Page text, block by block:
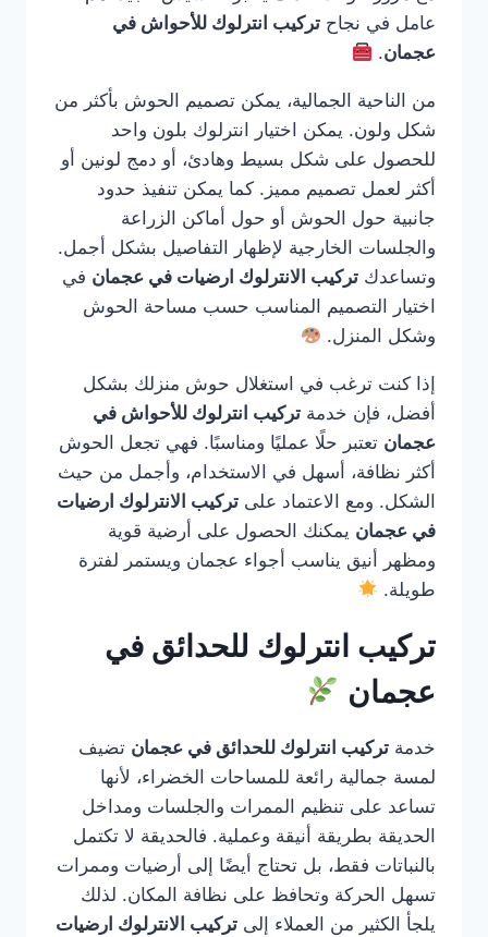
عامل في نجاح تركيب انترلوك للأحواش في
عجمان.
من الناحية الجمالية، يمكن تصميم الحوش بأكثر من
شكل ولون. يمكن اختيار انترلوك بلون واحد
للحصول على شكل بسيط وهادئ، أو دمج لونين أو
أكثر لعمل تصميم مميز. كما يمكن تنفيذ حدود
جانبية حول الحوش أو حول أماكن الزراعة
والجلسات الخارجية لإظهار التفاصيل بشكل أجمل.
وتساعدك تركيب الانترلوك ارضيات في عجمان في
اختيار التصميم المناسب حسب مساحة الحوش
وشكل المنزل.
إذا كنت ترغب في استغلال حوش منزلك بشكل
أفضل، فإن خدمة تركيب انترلوك للأحواش في
عجمان تعتبر حلًا عمليًا ومناسبًا. فهي تجعل الحوش
أكثر نظافة، أسهل في الاستخدام، وأجمل من حيث
الشكل. ومع الاعتماد على تركيب الانترلوك ارضيات
في عجمان يمكنك الحصول على أرضية قوية
ومظهر أنيق يناسب أجواء عجمان ويستمر لفترة
طويلة.
تركيب انترلوك للحدائق في
عجمان
خدمة تركيب انترلوك للحدائق في عجمان تضيف
لمسة جمالية رائعة للمساحات الخضراء، لأنها
تساعد على تنظيم الممرات والجلسات ومداخل
الحديقة بطريقة أنيقة وعملية. فالحديقة لا تكتمل
بالنباتات فقط، بل تحتاج أيضًا إلى أرضيات وممرات
تسهل الحركة وتحافظ على نظافة المكان. لذلك
يلجأ الكثير من العملاء إلى تركيب الانترلوك ارضيات